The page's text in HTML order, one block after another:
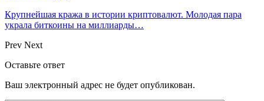
Крупнейшая кража в истории криптовалют. Молодая пара
украла биткоины на миллиарды…
Prev Next
Оставьте ответ
Ваш электронный адрес не будет опубликован.